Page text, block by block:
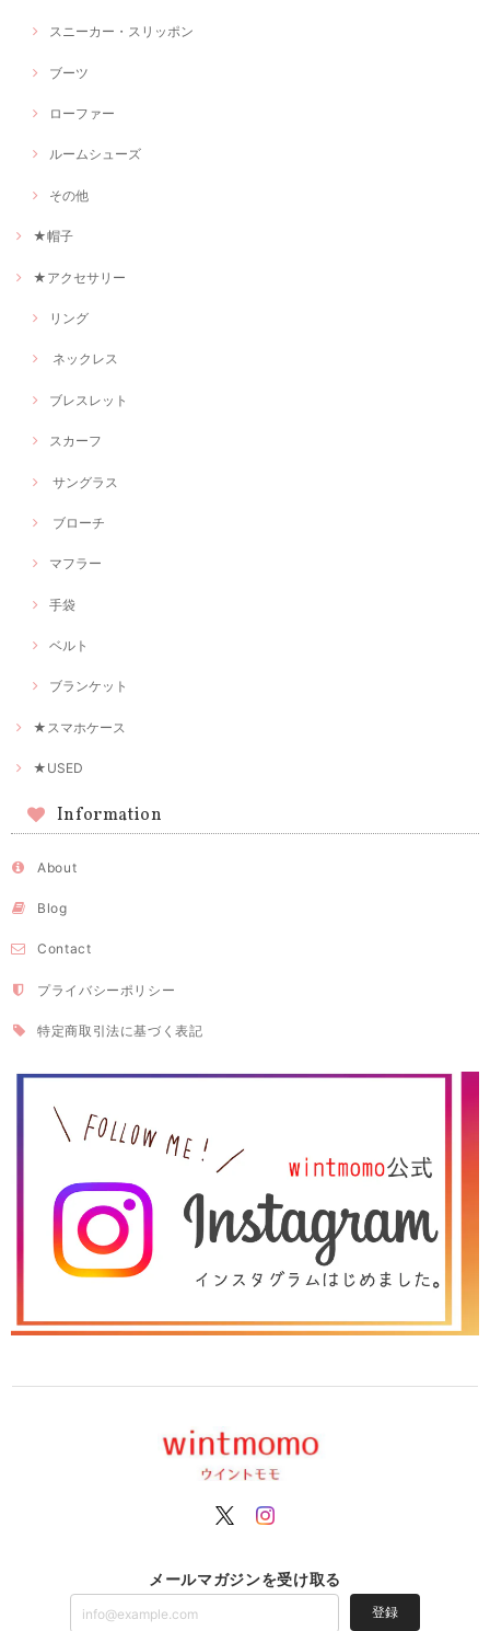
スニーカー・スリッポン
ブーツ
ローファー
ルームシューズ
その他
★帽子
★アクセサリー
リング
ネックレス
ブレスレット
スカーフ
サングラス
ブローチ
マフラー
手袋
ベルト
ブランケット
★スマホケース
★USED
Information
About
Blog
Contact
プライバシーポリシー
特定商取引法に基づく表記
メールマガジンを受け取る
登録